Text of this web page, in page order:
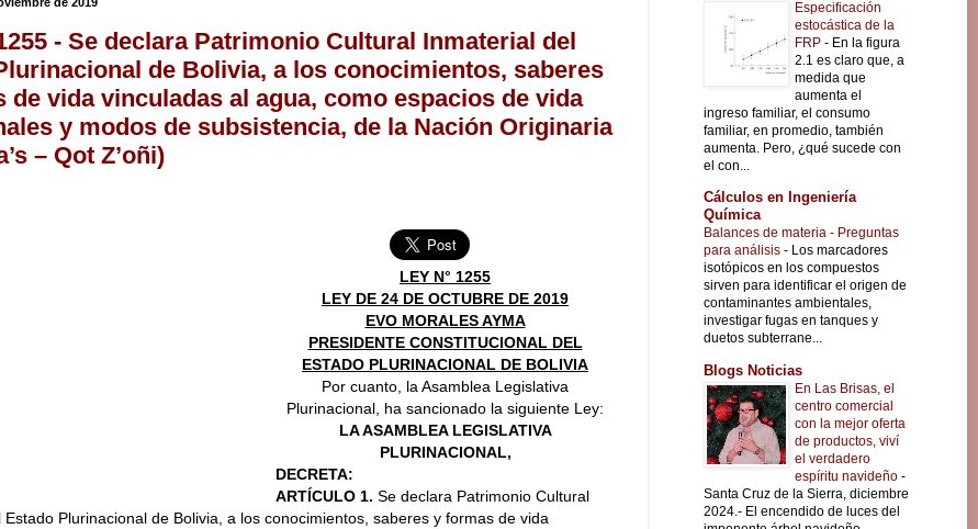
de 2019
- Se declara Patrimonio Cultural Inmaterial del
de Bolivia, a los conocimientos, saberes
de vida vinculadas al agua, como espacios de vida
y modos de subsistencia, de la Nación Originaria
– Qot Z’oñi)
LEY N° 1255
LEY DE 24 DE OCTUBRE DE 2019
EVO MORALES AYMA
PRESIDENTE CONSTITUCIONAL DEL
ESTADO PLURINACIONAL DE BOLIVIA
Por cuanto, la Asamblea Legislativa
Plurinacional, ha sancionado la siguiente Ley:
LA ASAMBLEA LEGISLATIVA
PLURINACIONAL,
DECRETA:
ARTÍCULO 1. Se declara Patrimonio Cultural
Estado Plurinacional de Bolivia, a los conocimientos, saberes y formas de vida
Especificación
estocástica de la
FRP - En la figura
2.1 es claro que, a
medida que
aumenta el
ingreso familiar, el consumo
familiar, en promedio, también
aumenta. Pero, ¿qué sucede con
el con...
Cálculos en Ingeniería
Química
Balances de materia - Preguntas
para análisis - Los marcadores
isotópicos en los compuestos
sirven para identificar el origen de
contaminantes ambientales,
investigar fugas en tanques y
duetos subterrane...
Blogs Noticias
En Las Brisas, el
centro comercial
con la mejor oferta
de productos, viví
el verdadero
espíritu navideño -
Santa Cruz de la Sierra, diciembre
2024.- El encendido de luces del